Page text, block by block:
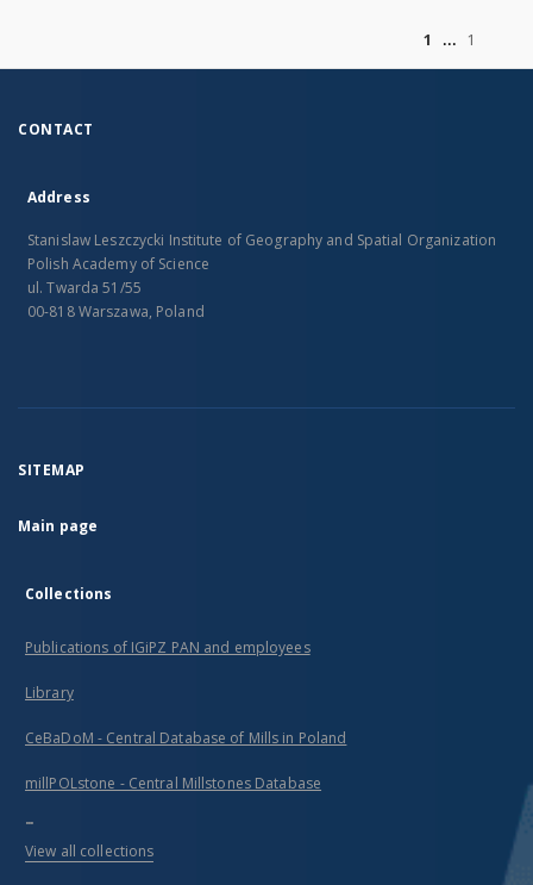
1
1
CONTACT
Address
Stanislaw Leszczycki Institute of Geography and Spatial Organization
Polish Academy of Science
ul. Twarda 51/55
00-818 Warszawa, Poland
SITEMAP
Main page
Collections
Publications of IGiPZ PAN and employees
Library
CeBaDoM - Central Database of Mills in Poland
millPOLstone - Central Millstones Database
...
View all collections